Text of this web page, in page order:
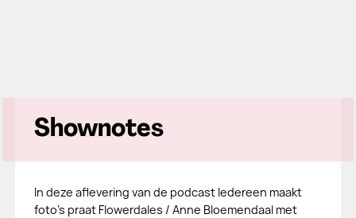
Shownotes
In deze aflevering van de podcast Iedereen maakt
foto’s praat Flowerdales / Anne Bloemendaal met